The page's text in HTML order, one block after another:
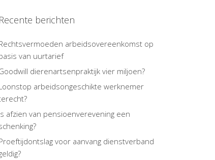
Recente berichten
arbeidsovereenkomst op
van uurtarief
dierenartsenpraktijk vier miljoen?
arbeidsongeschikte werknemer
afzien van pensioenverevening een
voor aanvang dienstverband